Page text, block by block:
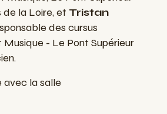
de la Loire, et Tristan
des cursus
- Le Pont Supérieur
avec la salle